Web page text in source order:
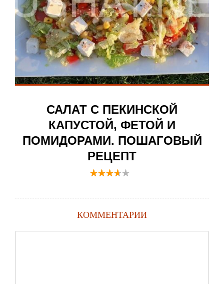
САЛАТ С ПЕКИНСКОЙ
КАПУСТОЙ, ФЕТОЙ И
ПОМИДОРАМИ. ПОШАГОВЫЙ
РЕЦЕПТ
КОММЕНТАРИИ